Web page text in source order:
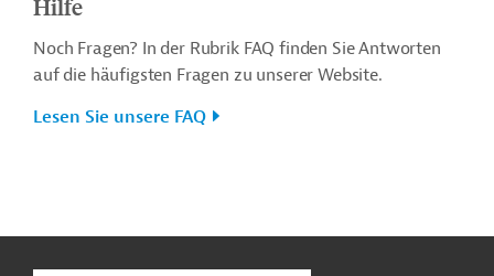
Noch Fragen? In der Rubrik FAQ finden Sie Antworten
auf die häufigsten Fragen zu unserer Website.
Lesen Sie unsere FAQ